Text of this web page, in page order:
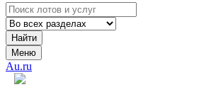
Найти
Меню
Au.ru